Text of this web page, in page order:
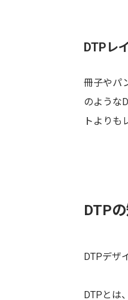
DTPレ
冊子やパ
のような
トよりも
DTP
DTPデザ
DTPとは